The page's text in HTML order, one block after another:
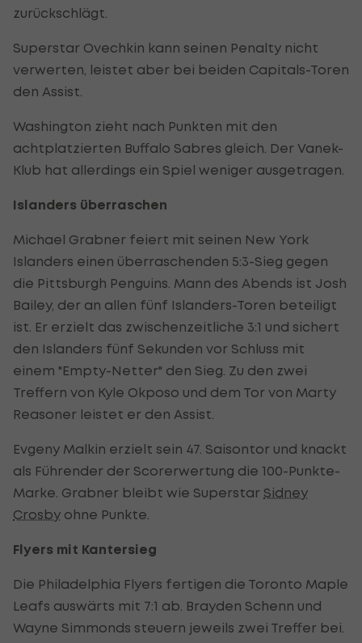
zurückschlägt.
Superstar Ovechkin kann seinen Penalty nicht
verwerten, leistet aber bei beiden Capitals-Toren
den Assist.
Washington zieht nach Punkten mit den
achtplatzierten Buffalo Sabres gleich. Der Vanek-
Klub hat allerdings ein Spiel weniger ausgetragen.
Islanders überraschen
Michael Grabner feiert mit seinen New York
Islanders einen überraschenden 5:3-Sieg gegen
die Pittsburgh Penguins. Mann des Abends ist Josh
Bailey, der an allen fünf Islanders-Toren beteiligt
ist. Er erzielt das zwischenzeitliche 3:1 und sichert
den Islanders fünf Sekunden vor Schluss mit
einem "Empty-Netter" den Sieg. Zu den zwei
Treffern von Kyle Okposo und dem Tor von Marty
Reasoner leistet er den Assist.
Evgeny Malkin erzielt sein 47. Saisontor und knackt
als Führender der Scorerwertung die 100-Punkte-
Marke. Grabner bleibt wie Superstar Sidney
Crosby ohne Punkte.
Flyers mit Kantersieg
Die Philadelphia Flyers fertigen die Toronto Maple
Leafs auswärts mit 7:1 ab. Brayden Schenn und
Wayne Simmonds steuern jeweils zwei Treffer bei.